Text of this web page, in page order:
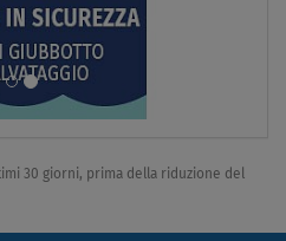
30 giorni, prima della riduzione del